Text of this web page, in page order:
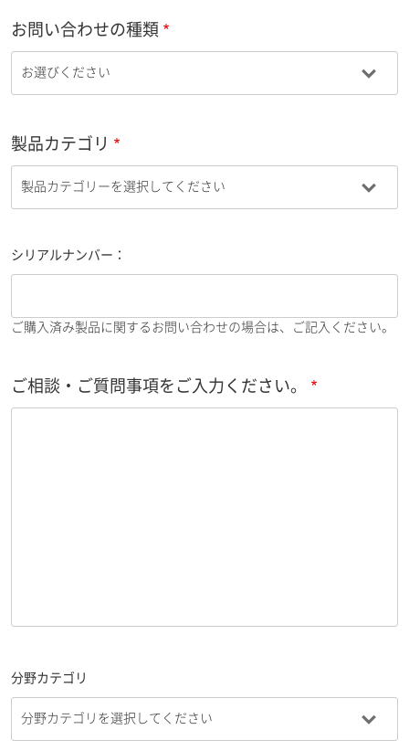
お問い合わせの種類
製品カテゴリ
シリアルナンバー：
ご購入済み製品に関するお問い合わせの場合は、ご記入ください。
ご相談・ご質問事項をご入力ください。
分野カテゴリ